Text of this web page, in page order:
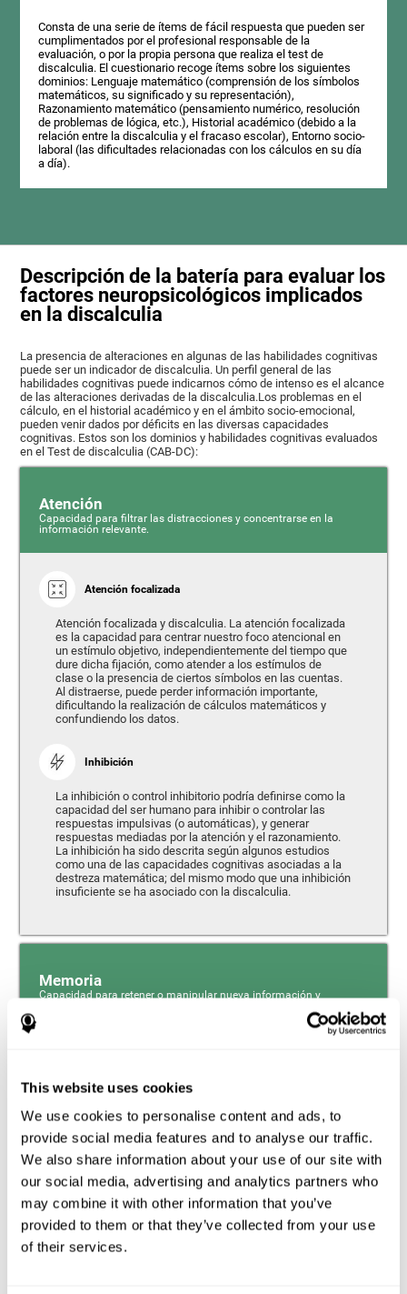
This website uses cookies
We use cookies to personalise content and ads, to
provide social media features and to analyse our traffic.
We also share information about your use of our site with
our social media, advertising and analytics partners who
may combine it with other information that you’ve
provided to them or that they’ve collected from your use
of their services.
Consta de una serie de ítems de fácil respuesta que pueden ser
cumplimentados por el profesional responsable de la
evaluación, o por la propia persona que realiza el test de
discalculia. El cuestionario recoge ítems sobre los siguientes
dominios: Lenguaje matemático (comprensión de los símbolos
matemáticos, su significado y su representación),
Razonamiento matemático (pensamiento numérico, resolución
de problemas de lógica, etc.), Historial académico (debido a la
relación entre la discalculia y el fracaso escolar), Entorno socio-
laboral (las dificultades relacionadas con los cálculos en su día
a día).
Descripción de la batería para evaluar los
factores neuropsicológicos implicados
en la discalculia
La presencia de alteraciones en algunas de las habilidades cognitivas
puede ser un indicador de discalculia. Un perfil general de las
habilidades cognitivas puede indicarnos cómo de intenso es el alcance
de las alteraciones derivadas de la discalculia.Los problemas en el
cálculo, en el historial académico y en el ámbito socio-emocional,
pueden venir dados por déficits en las diversas capacidades
cognitivas. Estos son los dominios y habilidades cognitivas evaluados
en el Test de discalculia (CAB-DC):
Atención
Capacidad para filtrar las distracciones y concentrarse en la
información relevante.
Atención focalizada
Atención focalizada y discalculia. La atención focalizada
es la capacidad para centrar nuestro foco atencional en
un estímulo objetivo, independientemente del tiempo que
dure dicha fijación, como atender a los estímulos de
clase o la presencia de ciertos símbolos en las cuentas.
Al distraerse, puede perder información importante,
dificultando la realización de cálculos matemáticos y
confundiendo los datos.
Inhibición
La inhibición o control inhibitorio podría definirse como la
capacidad del ser humano para inhibir o controlar las
respuestas impulsivas (o automáticas), y generar
respuestas mediadas por la atención y el razonamiento.
La inhibición ha sido descrita según algunos estudios
como una de las capacidades cognitivas asociadas a la
destreza matemática; del mismo modo que una inhibición
insuficiente se ha asociado con la discalculia.
Memoria
Capacidad para retener o manipular nueva información y
de nuestra memoria sensorial que se encarga de retener
a corto plazo toda la información fonológica que
recibimos del entorno. El bucle fonológico y el ejecutivo
central fonológico (mecanismos cognitivos íntimamente
asociados a la memoria fonológica a corto plazo) tienen
un papel esencial en la habilidad matemática.
Memoria de Trabajo